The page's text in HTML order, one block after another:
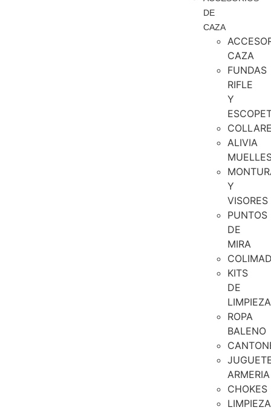
DE
CAZA
CAZA
FUNDAS
RIFLE
Y
ALIVIA
Y
VISORES
PUNTOS
DE
MIRA
KITS
DE
LIMPIEZA
ROPA
BALENO
ARMERIA
CHOKES
LIMPIEZA